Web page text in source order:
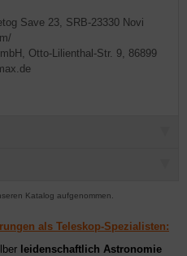
Save 23, SRB-23330 Novi
Otto-Lilienthal-Str. 9, 86899
Katalog aufgenommen.
als Teleskop-Spezialisten:
leidenschaftlich Astronomie